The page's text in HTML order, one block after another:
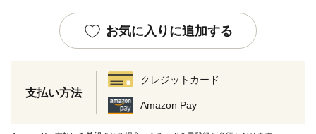
お気に入りに追加する
支払い方法
クレジットカード
Amazon Pay